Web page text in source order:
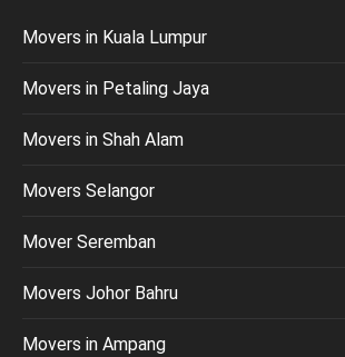
Movers in Kuala Lumpur
Movers in Petaling Jaya
Movers in Shah Alam
Movers Selangor
Mover Seremban
Movers Johor Bahru
Movers in Ampang